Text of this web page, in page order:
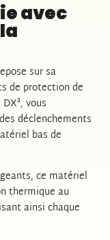
avec
sur sa
de protection de
vous
déclenchements
bas de
ce matériel
thermique au
ainsi chaque